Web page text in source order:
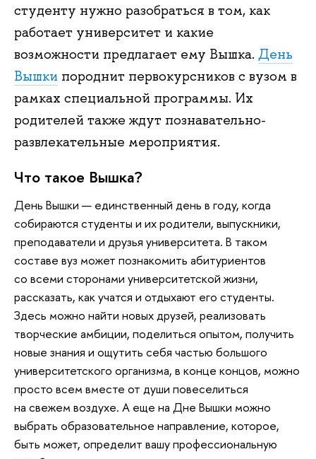
студенту нужно разобраться в том, как
работает университет и какие
возможности предлагает ему Вышка. День
Вышки породнит первокурсников с вузом в
рамках специальной программы. Их
родителей также ждут познавательно-
развлекательные мероприятия.
Что такое Вышка?
День Вышки — единственный день в году, когда
собираются студенты и их родители, выпускники,
преподаватели и друзья университета. В таком
составе вуз может познакомить абитуриентов
со всеми сторонами университетской жизни,
рассказать, как учатся и отдыхают его студенты.
Здесь можно найти новых друзей, реализовать
творческие амбиции, поделиться опытом, получить
новые знания и ощутить себя частью большого
университетского организма, в конце концов, можно
просто всем вместе от души повеселиться
на свежем воздухе. А еще на Дне Вышки можно
выбрать образовательное направление, которое,
быть может, определит вашу профессиональную